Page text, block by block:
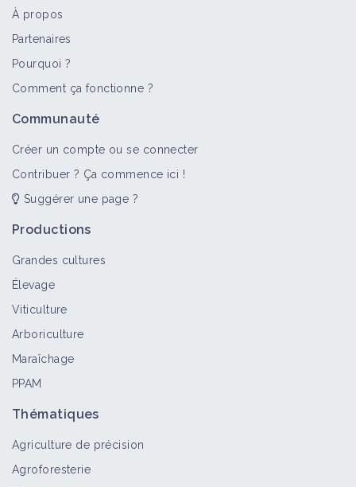
À propos
Partenaires
Pourquoi ?
Comment ça fonctionne ?
Communauté
Créer un compte ou se connecter
Contribuer ? Ça commence ici !
Suggérer une page ?
Productions
Grandes cultures
Élevage
Viticulture
Arboriculture
Maraîchage
PPAM
Thématiques
Agriculture de précision
Agroforesterie